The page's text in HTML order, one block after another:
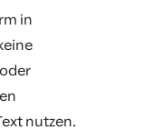
in
nutzen.